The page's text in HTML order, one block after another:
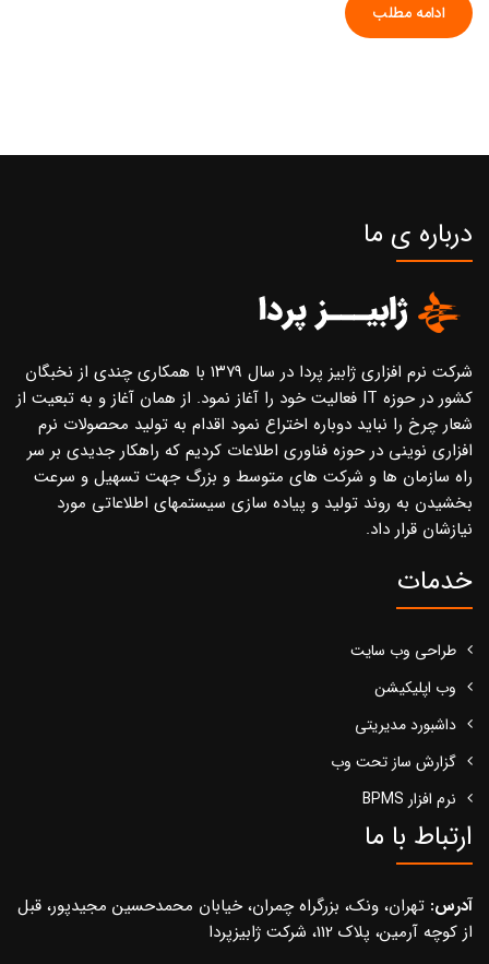
ادامه مطلب
درباره ی ما
شرکت نرم افزاری ژابیز پردا در سال ۱۳۷۹ با همکاری چندی از نخبگان
کشور در حوزه IT فعالیت خود را آغاز نمود. از همان آغاز و به تبعیت از
شعار چرخ را نباید دوباره اختراع نمود اقدام به تولید محصولات نرم
افزاری نوینی در حوزه فناوری اطلاعات کردیم که راهکار جدیدی بر سر
راه سازمان ها و شرکت های متوسط و بزرگ جهت تسهیل و سرعت
بخشیدن به روند تولید و پیاده سازی سیستمهای اطلاعاتی مورد
نیازشان قرار داد.
خدمات
طراحی وب سایت
وب اپلیکیشن
داشبورد مدیریتی
گزارش ساز تحت وب
نرم افزار BPMS
ارتباط با ما
آدرس: تهران، ونک، بزرگراه چمران، خیابان محمدحسین مجیدپور، قبل
از کوچه آرمین، پلاک 112، شرکت ژابیزپردا